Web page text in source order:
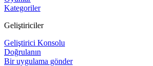
Kategoriler
Geliştiriciler
Geliştirici Konsolu
Doğrulanın
Bir uygulama gönder